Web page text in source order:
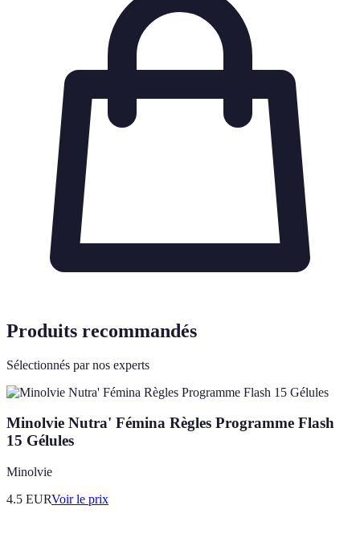
Produits recommandés
Sélectionnés par nos experts
Minolvie Nutra' Fémina Règles Programme Flash
15 Gélules
Minolvie
4.5 EURVoir le prix